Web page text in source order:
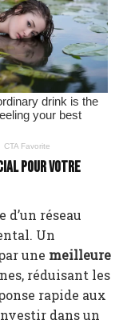
pour votre
réseau
Un
une meilleure
réduisant les
rapide aux
dans un